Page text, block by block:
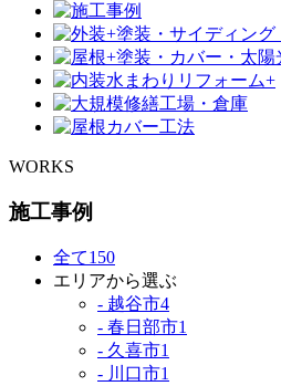
WORKS
施工事例
全て150
エリアから選ぶ
- 越谷市4
- 春日部市1
- 久喜市1
- 川口市1